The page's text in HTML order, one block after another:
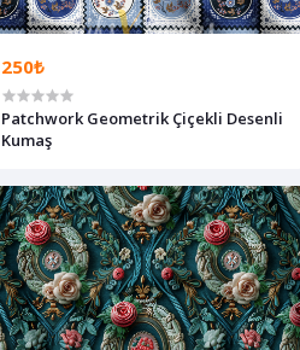
250₺
Patchwork Geometrik Çiçekli Desenli
Kumaş